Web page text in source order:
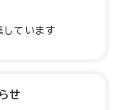
ています
せ